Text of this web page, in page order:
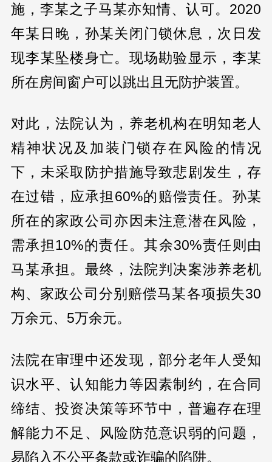
施，李某之子马某亦知情、认可。2020
年某日晚，孙某关闭门锁休息，次日发
现李某坠楼身亡。现场勘验显示，李某
所在房间窗户可以跳出且无防护装置。
对此，法院认为，养老机构在明知老人
精神状况及加装门锁存在风险的情况
下，未采取防护措施导致悲剧发生，存
在过错，应承担60%的赔偿责任。孙某
所在的家政公司亦因未注意潜在风险，
需承担10%的责任。其余30%责任则由
马某承担。最终，法院判决案涉养老机
构、家政公司分别赔偿马某各项损失30
万余元、5万余元。
法院在审理中还发现，部分老年人受知
识水平、认知能力等因素制约，在合同
缔结、投资决策等环节中，普遍存在理
解能力不足、风险防范意识弱的问题，
易陷入不公平条款或诈骗的陷阱。